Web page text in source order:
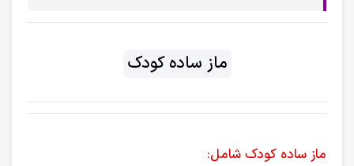
ماز ساده کودک
ماز ساده کودک شامل: